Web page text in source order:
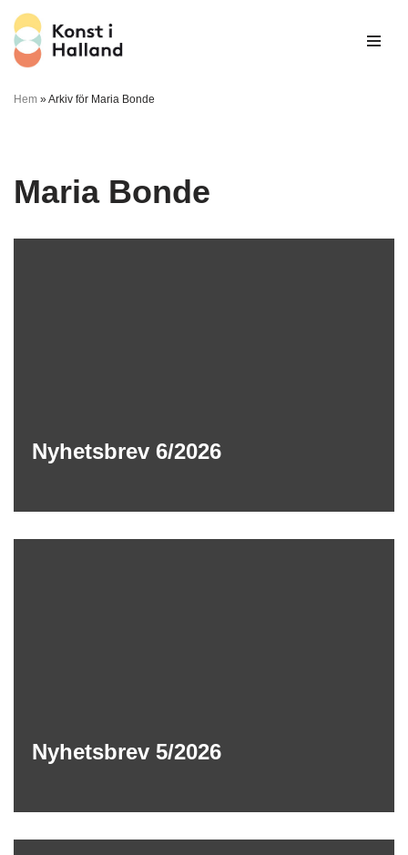
Hoppa
till
innehåll
Hem »Arkiv för Maria Bonde
Maria Bonde
Nyhetsbrev 6/2026
Nyhetsbrev 5/2026